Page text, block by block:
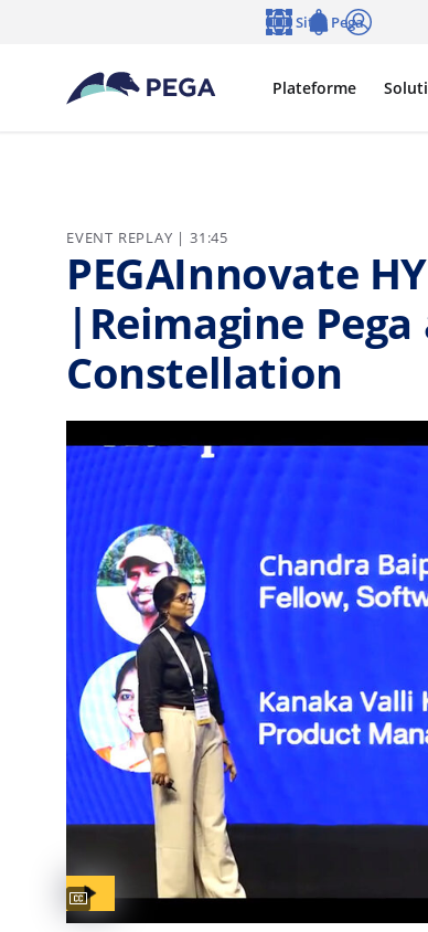
Passer directement au contenu principal
Plateforme
Sites Pega
EVENT REPLAY | 31:45
PEGAInnovate
|Reimagine
Constellation
Captions available